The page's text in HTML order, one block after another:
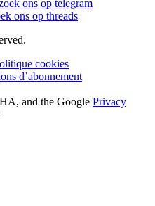
ons op telegram
ons op threads
cookies
d’abonnement
and the Google Privacy